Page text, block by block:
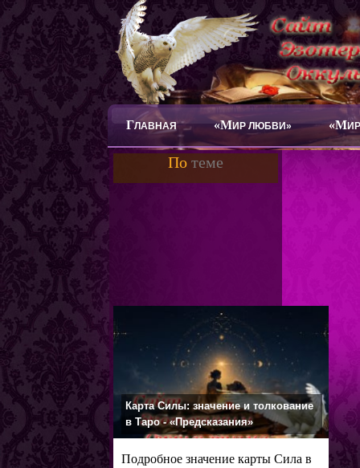
ГЛАВНАЯ «МИР ЛЮБВИ» «М
По теме
Карта Силы: значение и толкование
в Таро - «Предсказания»
Подробное значение карты Сила в